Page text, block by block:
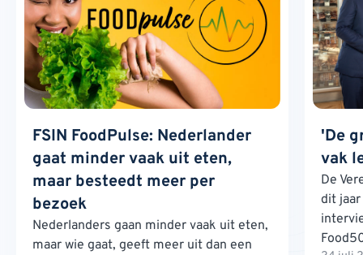
FSIN FoodPulse: Nederlander
gaat minder vaak uit eten,
maar besteedt meer per
bezoek
Nederlanders gaan minder vaak uit eten,
maar wie gaat, geeft meer uit dan een
'De
vak
De
dit